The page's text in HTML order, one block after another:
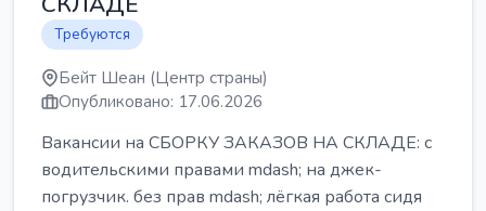
Требуются
Бейт Шеан (Центр страны)
Опубликовано: 17.06.2026
Вакансии на СБОРКУ ЗАКАЗОВ НА СКЛАДЕ: с
водительскими правами mdash; на джек-
погрузчик. без прав mdash; лёгкая работа сидя